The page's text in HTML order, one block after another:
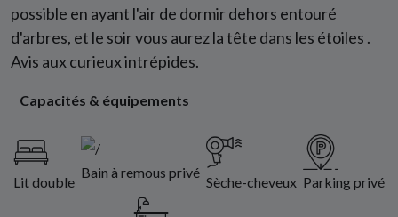
possible en ayant l'air de dormir dehors entouré
d'arbres, et le soir vous aurez la tête dans les étoiles .
Avis aux curieux intrépides.
Capacités & équipements
Lit double
Bain à remous privé
Sèche-cheveux Parking privé